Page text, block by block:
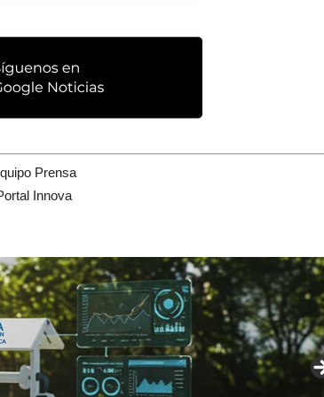
Prensa
Innova